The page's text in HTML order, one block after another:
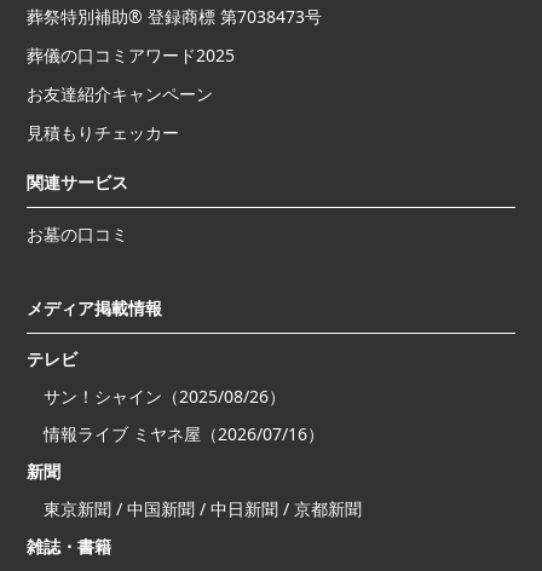
葬祭特別補助® 登録商標 第7038473号
葬儀の口コミアワード2025
お友達紹介キャンペーン
見積もりチェッカー
関連サービス
お墓の口コミ
メディア掲載情報
テレビ
サン！シャイン（2025/08/26）
情報ライブ ミヤネ屋（2026/07/16）
新聞
東京新聞 / 中国新聞 / 中日新聞 / 京都新聞
雑誌・書籍